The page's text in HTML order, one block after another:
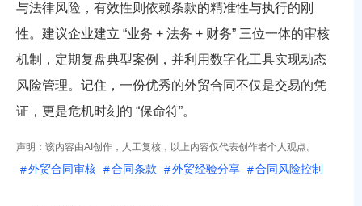
与法律风险，有效性则依赖条款的精准性与执行的刚
性。建议企业建立 “业务 + 法务 + 财务” 三位一体的审核
机制，定期复盘典型案例，并利用数字化工具实现动态
风险管理。记住，一份优秀的外贸合同不仅是交易的凭
证，更是危机时刻的 “保命符”。
声明：该内容由AI创作，人工复核，以上内容仅代表创作者个人观点。
外贸合同审核 合同条款 外贸经验分享 合同风险控制